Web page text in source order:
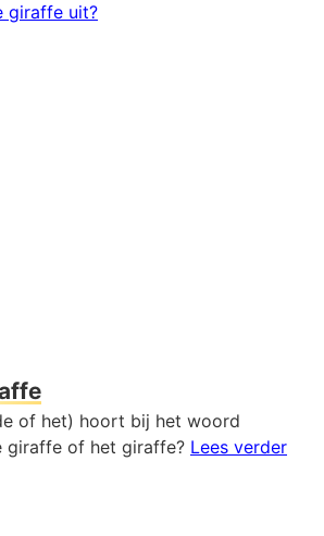
giraffe uit?
of het) hoort bij het woord
giraffe of het giraffe? Lees verder